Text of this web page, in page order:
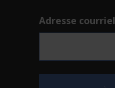
Adresse courriel